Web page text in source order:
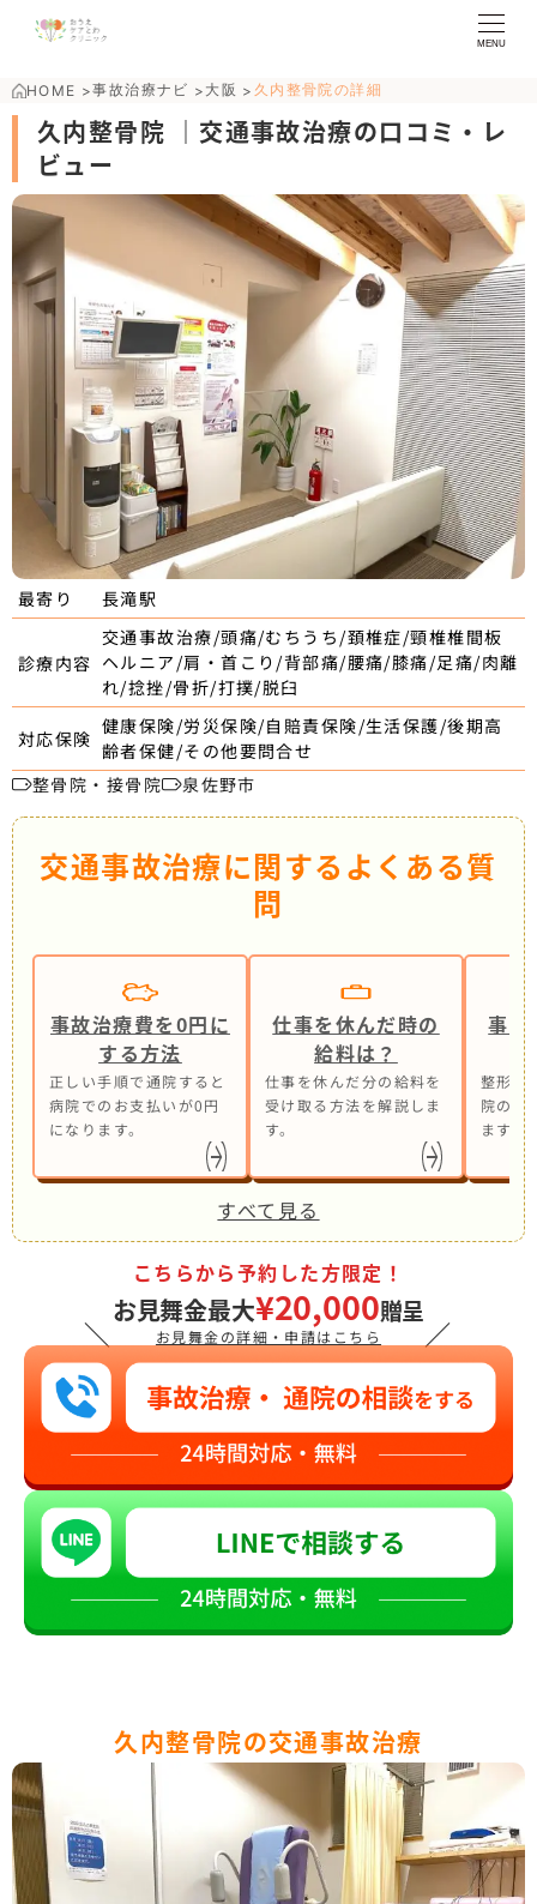
MENU
HOME >事故治療ナビ > 大阪 > 久内整骨院の詳細
久内整骨院 ｜交通事故治療の口コミ・レ
ビュー
最寄り 長滝駅
診療内容
交通事故治療/頭痛/むちうち/頚椎症/頸椎椎間板
ヘルニア/肩・首こり/背部痛/腰痛/膝痛/足痛/肉離
れ/捻挫/骨折/打撲/脱臼
対応保険
健康保険/労災保険/自賠責保険/生活保護/後期高
齢者保健/その他要問合せ
整骨院・接骨院
泉佐野市
交通事故治療に関するよくある質
問
事故治療費を0円に
する方法
正しい手順で通院すると
病院でのお支払いが0円
になります。
仕事を休んだ時の
給料は？
仕事を休んだ分の給料を
受け取る方法を解説しま
す。
事故
整形外
院の併
ます。
すべて見る
＼
こちらから予約した方限定！
お見舞金最大¥20,000贈呈
お見舞金の詳細・申請はこちら ／
久内整骨院の交通事故治療